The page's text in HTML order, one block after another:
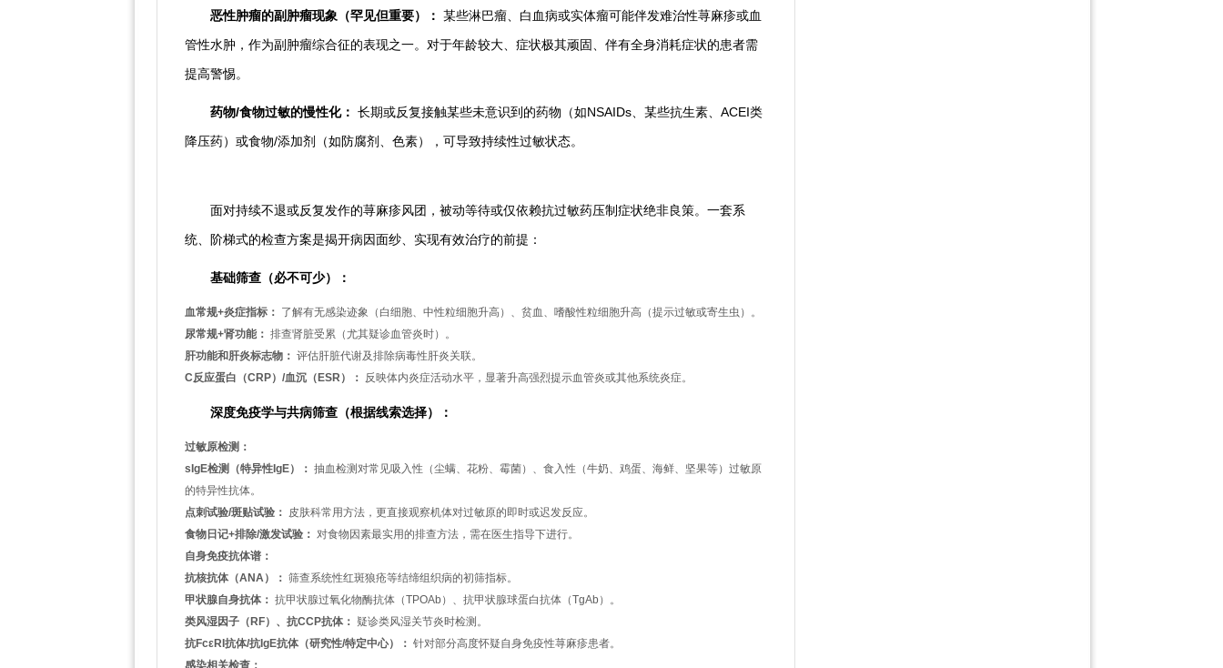
恶性肿瘤的副肿瘤现象（罕见但重要）： 某些淋巴瘤、白血病或实体瘤可能伴发难治性荨麻疹或血
管性水肿，作为副肿瘤综合征的表现之一。对于年龄较大、症状极其顽固、伴有全身消耗症状的患者需
提高警惕。
药物/食物过敏的慢性化： 长期或反复接触某些未意识到的药物（如NSAIDs、某些抗生素、ACEI类
降压药）或食物/添加剂（如防腐剂、色素），可导致持续性过敏状态。
面对持续不退或反复发作的荨麻疹风团，被动等待或仅依赖抗过敏药压制症状绝非良策。一套系
统、阶梯式的检查方案是揭开病因面纱、实现有效治疗的前提：
基础筛查（必不可少）：
血常规+炎症指标： 了解有无感染迹象（白细胞、中性粒细胞升高）、贫血、嗜酸性粒细胞升高（提示过敏或寄生虫）。
尿常规+肾功能： 排查肾脏受累（尤其疑诊血管炎时）。
肝功能和肝炎标志物： 评估肝脏代谢及排除病毒性肝炎关联。
C反应蛋白（CRP）/血沉（ESR）： 反映体内炎症活动水平，显著升高强烈提示血管炎或其他系统炎症。
深度免疫学与共病筛查（根据线索选择）：
过敏原检测：
sIgE检测（特异性IgE）： 抽血检测对常见吸入性（尘螨、花粉、霉菌）、食入性（牛奶、鸡蛋、海鲜、坚果等）过敏原
的特异性抗体。
点刺试验/斑贴试验： 皮肤科常用方法，更直接观察机体对过敏原的即时或迟发反应。
食物日记+排除/激发试验： 对食物因素最实用的排查方法，需在医生指导下进行。
自身免疫抗体谱：
抗核抗体（ANA）： 筛查系统性红斑狼疮等结缔组织病的初筛指标。
甲状腺自身抗体： 抗甲状腺过氧化物酶抗体（TPOAb）、抗甲状腺球蛋白抗体（TgAb）。
类风湿因子（RF）、抗CCP抗体： 疑诊类风湿关节炎时检测。
抗FcεRI抗体/抗IgE抗体（研究性/特定中心）： 针对部分高度怀疑自身免疫性荨麻疹患者。
感染相关检查：